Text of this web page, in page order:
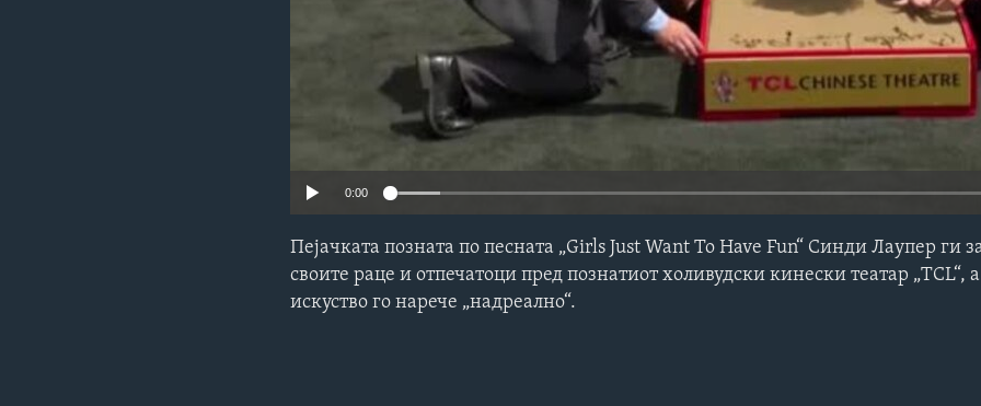
0:00
Пејачката позната по песната „Girls Just Want To Have Fun“ Синди Лаупер ги
своите раце и отпечатоци пред познатиот холивудски кинески театар „TCL“,
искуство го нарече „надреално“.